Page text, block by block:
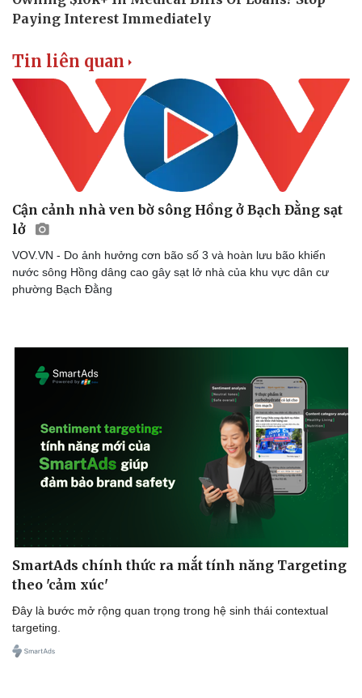
Thể thao
Bóng đá
Lịch thi đấu bóng đá
Thế giới thể thao
Ô tô - Xe máy
Xe máy
Tư vấn
Tin liên quan
Cận cảnh nhà ven bờ sông Hồng ở Bạch Đằng sạt
lở
VOV.VN - Do ảnh hưởng cơn bão số 3 và hoàn lưu bão khiến
nước sông Hồng dâng cao gây sạt lở nhà của khu vực dân cư
phường Bạch Đằng
SmartAds chính thức ra mắt tính năng Targeting
theo 'cảm xúc'
Đây là bước mở rộng quan trọng trong hệ sinh thái contextual
targeting.